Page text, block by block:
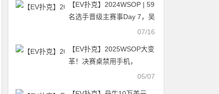
【EV扑克】2024WSOP | 59
名选手晋级主赛事Day 7，吴
07/16
【EV扑克】2025WSOP大变
革！决赛桌禁用手机，
WSOP+开放线上报名！05/07